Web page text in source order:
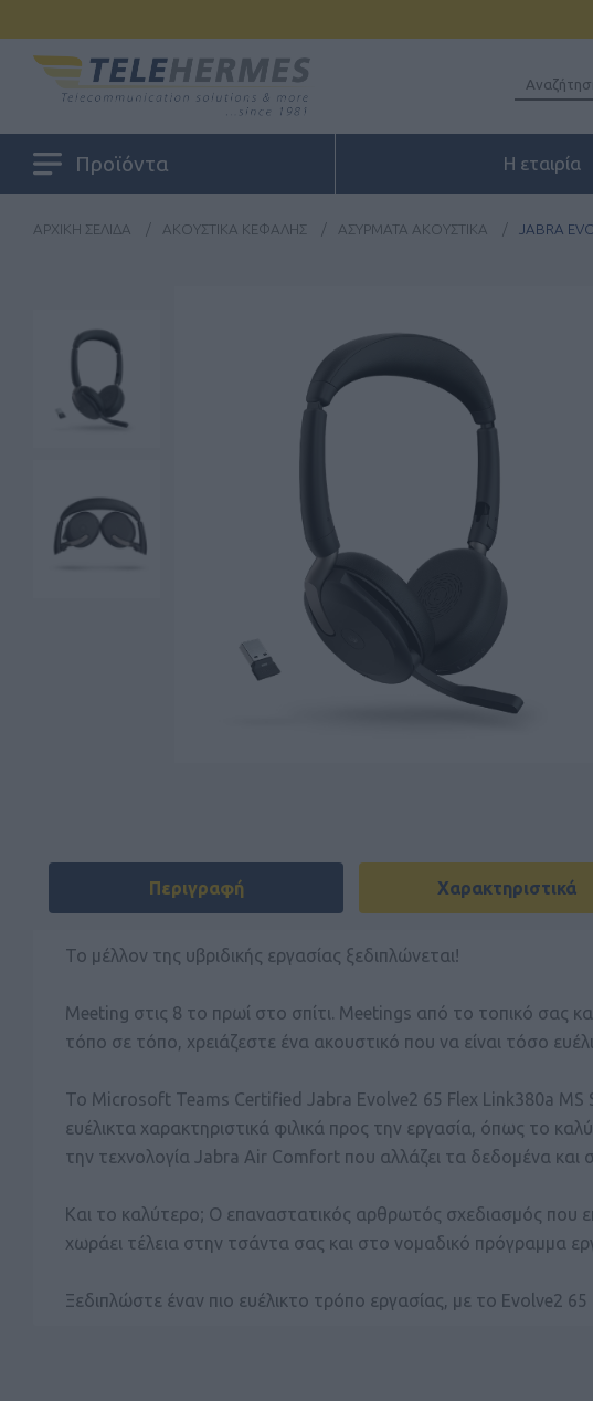
Προϊόντα Η εταιρία
ΑΡΧΙΚΉ ΣΕΛΊΔΑ / ΑΚΟΥΣΤΙΚΆ ΚΕΦΑΛΉΣ / ΑΣΎΡΜΑΤΑ ΑΚΟΥΣΤΙΚΆ / JABRA
Περιγραφή Χαρακτηριστικά
Το μέλλον της υβριδικής εργασίας ξεδιπλώνεται!
Meeting στις 8 το πρωί στο σπίτι. Meetings από το τοπικό σας
τόπο σε τόπο, χρειάζεστε ένα ακουστικό που να είναι τόσο
Το Microsoft Teams Certified Jabra Evolve2 65 Flex Link380a MS
ευέλικτα χαρακτηριστικά φιλικά προς την εργασία, όπως το
την τεχνολογία Jabra Air Comfort που αλλάζει τα δεδομένα
Και το καλύτερο; Ο επαναστατικός αρθρωτός σχεδιασμός που
χωράει τέλεια στην τσάντα σας και στο νομαδικό πρόγραμμα
Ξεδιπλώστε έναν πιο ευέλικτο τρόπο εργασίας, με το Evolve2 65